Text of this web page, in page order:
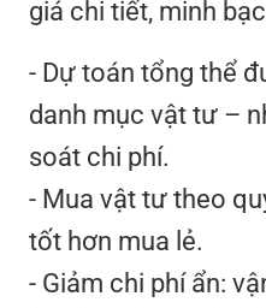
giá chi tiết, minh
- Dự toán tổng thể
danh mục vật tư –
soát chi phí.
- Mua vật tư theo
tốt hơn mua lẻ.
- Giảm chi phí ẩn: